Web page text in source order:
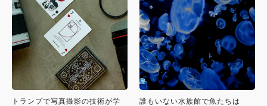
トランプで写真撮影の技術が学
誰もいない水族館で魚たちは